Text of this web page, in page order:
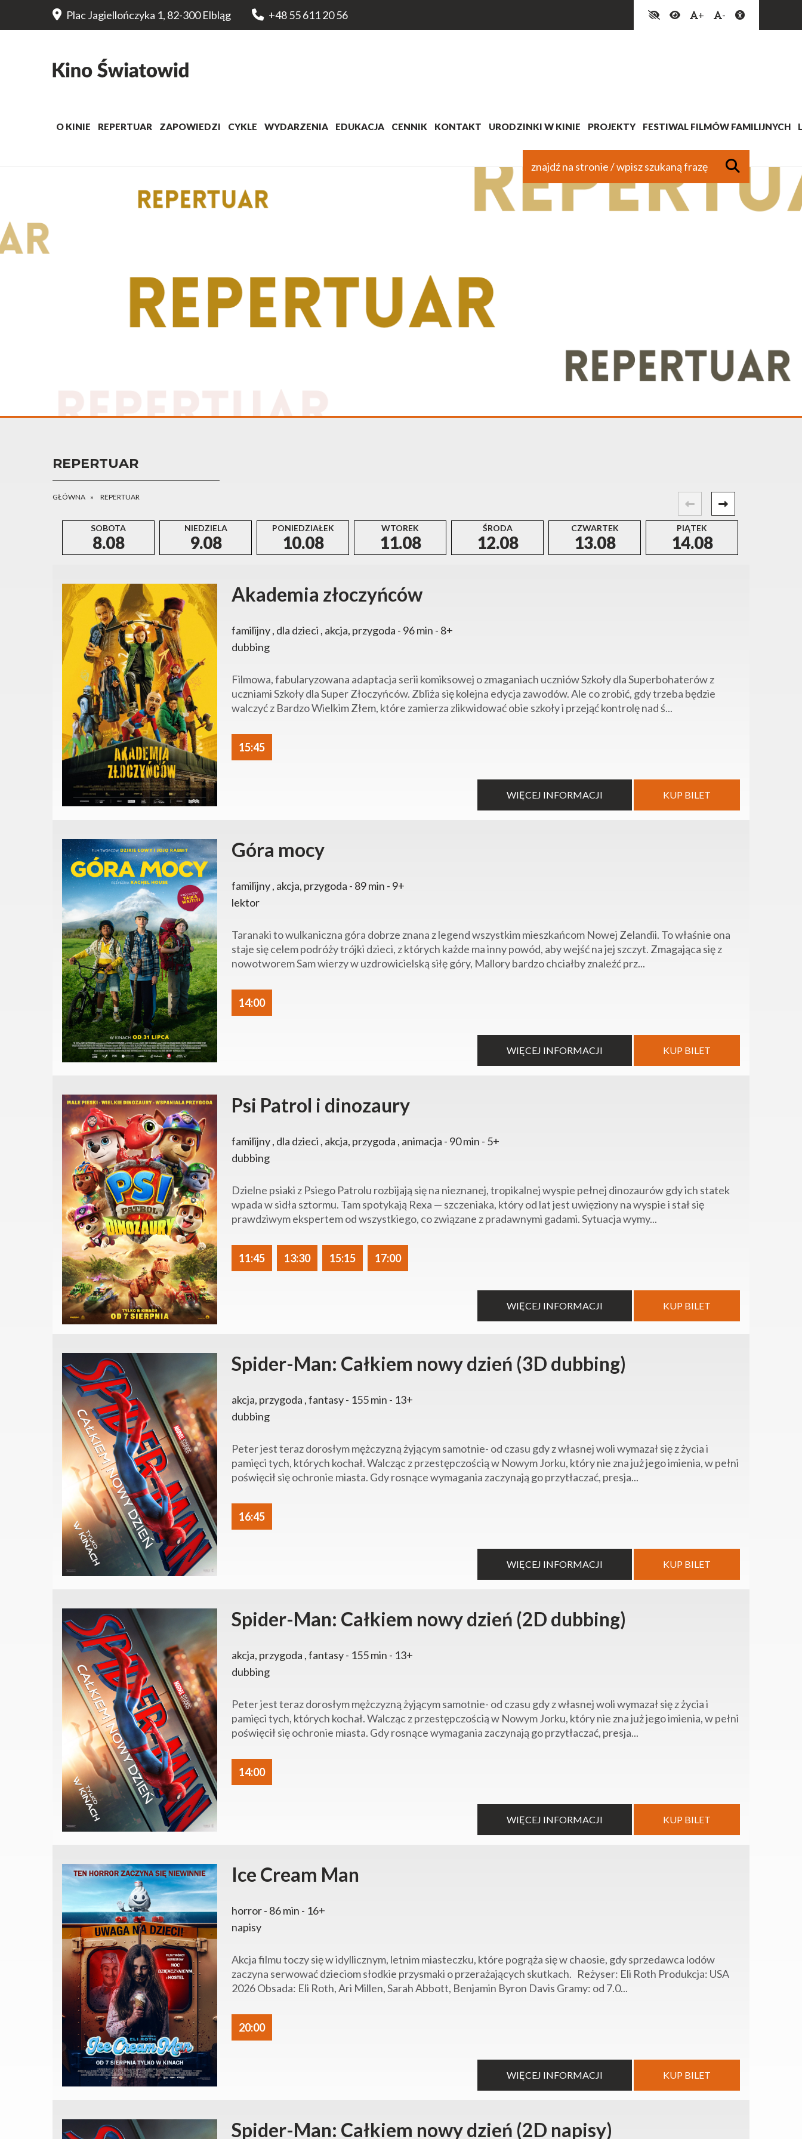
Plac Jagiellończyka 1, 82-300 Elbląg +48 55 611 20 56 + -
O KINIE REPERTUAR ZAPOWIEDZI CYKLE WYDARZENIA EDUKACJA CENNIK KONTAKT URODZINKI W KINIE PROJEKTY FESTIWAL FILMÓW FAMILIJNYCH
REPERTUAR
GŁÓWNA REPERTUAR
SOBOTA
8.08
NIEDZIELA
9.08
PONIEDZIAŁEK
10.08
WTOREK
11.08
ŚRODA
12.08
CZWARTEK
13.08
PIĄTEK
14.08
Akademia złoczyńców
familijny , dla dzieci , akcja, przygoda - 96 min - 8+
dubbing
Filmowa, fabularyzowana adaptacja serii komiksowej o zmaganiach uczniów Szkoły dla Superbohaterów z
uczniami Szkoły dla Super Złoczyńców. Zbliża się kolejna edycja zawodów. Ale co zrobić, gdy trzeba będzie
walczyć z Bardzo Wielkim Złem, które zamierza zlikwidować obie szkoły i przejąć kontrolę nad ś...
15:45
WIĘCEJ INFORMACJI KUP BILET
Góra mocy
familijny , akcja, przygoda - 89 min - 9+
lektor
Taranaki to wulkaniczna góra dobrze znana z legend wszystkim mieszkańcom Nowej Zelandii. To właśnie ona
staje się celem podróży trójki dzieci, z których każde ma inny powód, aby wejść na jej szczyt. Zmagająca się z
nowotworem Sam wierzy w uzdrowicielską siłę góry, Mallory bardzo chciałby znaleźć prz...
14:00
WIĘCEJ INFORMACJI KUP BILET
Psi Patrol i dinozaury
familijny , dla dzieci , akcja, przygoda , animacja - 90 min - 5+
dubbing
Dzielne psiaki z Psiego Patrolu rozbijają się na nieznanej, tropikalnej wyspie pełnej dinozaurów gdy ich statek
wpada w sidła sztormu. Tam spotykają Rexa — szczeniaka, który od lat jest uwięziony na wyspie i stał się
prawdziwym ekspertem od wszystkiego, co związane z pradawnymi gadami. Sytuacja wymy...
11:45 13:30 15:15 17:00
WIĘCEJ INFORMACJI KUP BILET
Spider-Man: Całkiem nowy dzień (3D dubbing)
akcja, przygoda , fantasy - 155 min - 13+
dubbing
Peter jest teraz dorosłym mężczyzną żyjącym samotnie- od czasu gdy z własnej woli wymazał się z życia i
pamięci tych, których kochał. Walcząc z przestępczością w Nowym Jorku, który nie zna już jego imienia, w pełni
poświęcił się ochronie miasta. Gdy rosnące wymagania zaczynają go przytłaczać, presja...
16:45
WIĘCEJ INFORMACJI KUP BILET
Spider-Man: Całkiem nowy dzień (2D dubbing)
akcja, przygoda , fantasy - 155 min - 13+
dubbing
Peter jest teraz dorosłym mężczyzną żyjącym samotnie- od czasu gdy z własnej woli wymazał się z życia i
pamięci tych, których kochał. Walcząc z przestępczością w Nowym Jorku, który nie zna już jego imienia, w pełni
poświęcił się ochronie miasta. Gdy rosnące wymagania zaczynają go przytłaczać, presja...
14:00
WIĘCEJ INFORMACJI KUP BILET
Ice Cream Man
horror - 86 min - 16+
napisy
Akcja filmu toczy się w idyllicznym, letnim miasteczku, które pogrąża się w chaosie, gdy sprzedawca lodów
zaczyna serwować dzieciom słodkie przysmaki o przerażających skutkach. Reżyser: Eli Roth Produkcja: USA
2026 Obsada: Eli Roth, Ari Millen, Sarah Abbott, Benjamin Byron Davis Gramy: od 7.0...
20:00
WIĘCEJ INFORMACJI KUP BILET
Spider-Man: Całkiem nowy dzień (2D napisy)